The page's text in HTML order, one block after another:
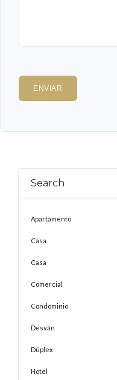
Search
Apartamento
Casa
Casa
Comercial
Condominio
Desván
Dúplex
Hotel